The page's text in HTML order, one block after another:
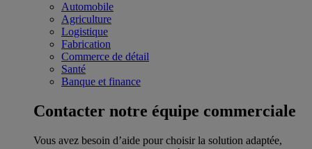
Automobile
Agriculture
Logistique
Fabrication
Commerce de détail
Santé
Banque et finance
Contacter notre équipe commerciale
Vous avez besoin d’aide pour choisir la solution adaptée,